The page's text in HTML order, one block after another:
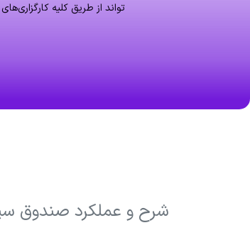
تواند از طریق کلیه
شرح و عملکرد صندوق